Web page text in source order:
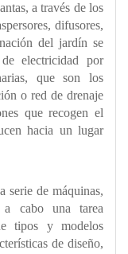
a través de los
difusores,
del jardín se
electricidad por
que son los
o red de drenaje
que recogen el
hacia un lugar
serie de máquinas,
cabo una tarea
tipos y modelos
de diseño,